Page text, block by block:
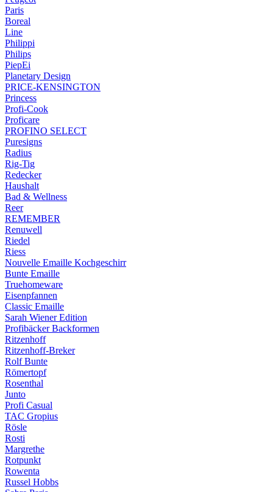
Paris
Boreal
Line
Philippi
Philips
PiepEi
Planetary Design
PRICE-KENSINGTON
Princess
Profi-Cook
Proficare
PROFINO SELECT
Puresigns
Radius
Rig-Tig
Redecker
Haushalt
Bad & Wellness
Reer
REMEMBER
Renuwell
Riedel
Riess
Nouvelle Emaille Kochgeschirr
Bunte Emaille
Truehomeware
Eisenpfannen
Classic Emaille
Sarah Wiener Edition
Profibäcker Backformen
Ritzenhoff
Ritzenhoff-Breker
Rolf Bunte
Römertopf
Rosenthal
Junto
Profi Casual
TAC Gropius
Rösle
Rosti
Margrethe
Rotpunkt
Rowenta
Russel Hobbs